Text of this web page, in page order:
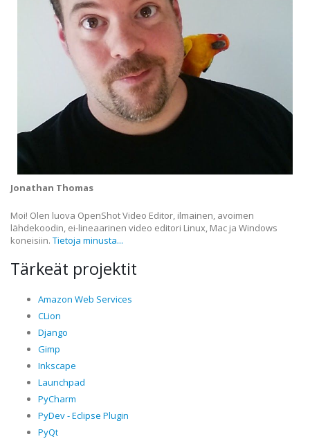
Jonathan Thomas
Moi! Olen luova OpenShot Video Editor, ilmainen, avoimen
lähdekoodin, ei-lineaarinen video editori Linux, Mac ja Windows
koneisiin. Tietoja minusta...
Tärkeät projektit
Amazon Web Services
CLion
Django
Gimp
Inkscape
Launchpad
PyCharm
PyDev - Eclipse Plugin
PyQt